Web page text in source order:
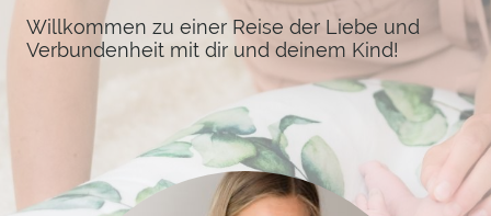
Willkommen zu einer Reise der Liebe und
Verbundenheit mit dir und deinem Kind!